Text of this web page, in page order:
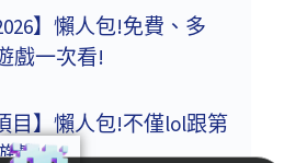
】懶人包!免費、多
戲一次看!
目】懶人包!不僅lol跟第
戲!